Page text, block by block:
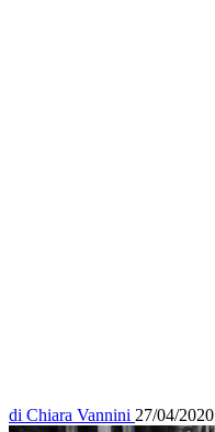
di Chiara Vannini 27/04/2020